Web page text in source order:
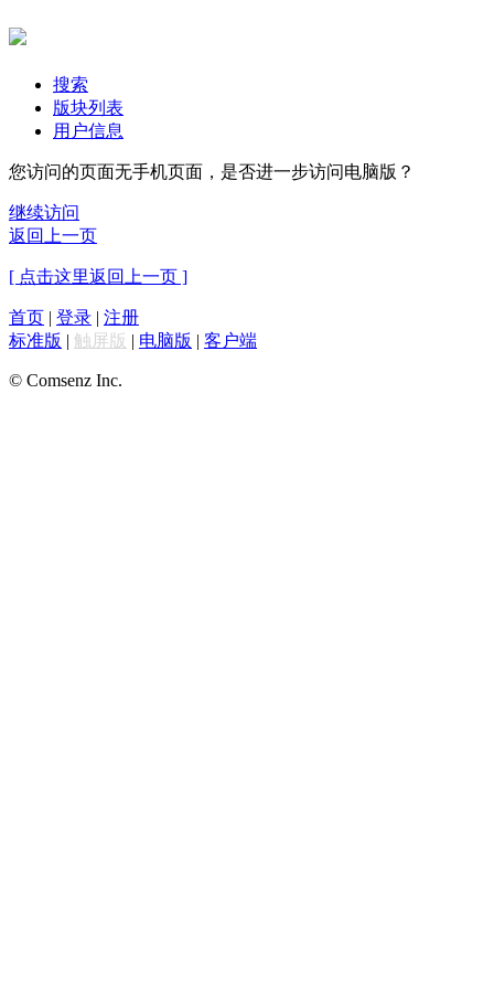
搜索
版块列表
用户信息
您访问的页面无手机页面，是否进一步访问电脑版？
继续访问
返回上一页
[ 点击这里返回上一页 ]
首页 | 登录 | 注册
标准版 | 触屏版 | 电脑版 | 客户端
© Comsenz Inc.